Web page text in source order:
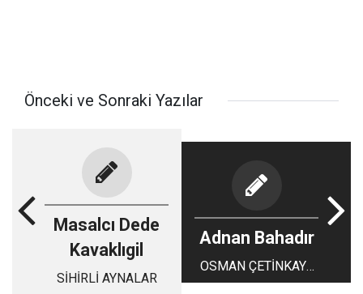
Önceki ve Sonraki Yazılar
Masalcı Dede
Kavaklıgil
SİHİRLİ AYNALAR
Adnan Bahadır
OSMAN ÇETİNKAYA
SÜRECİ...